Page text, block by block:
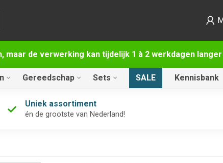
de verwerking kan tijdelijk 1 à 2 werkdagen
Gereedschap Sets SALE Kennisbank
Uniek assortiment
én de grootste van Nederland!